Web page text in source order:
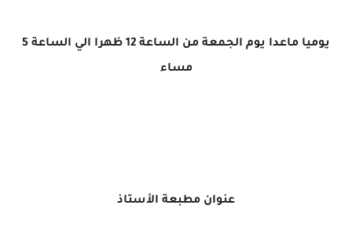
يوميا ماعدا يوم الجمعة من الساعة 12 ظهرا الي الساعة 5
مساء
عنوان مطبعة الأستاذ